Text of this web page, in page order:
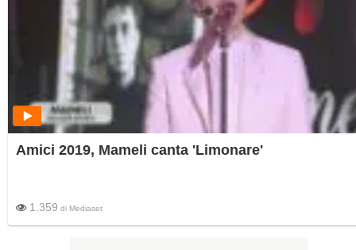
Amici 2019, Mameli canta 'Limonare'
1.359 di Mediaset